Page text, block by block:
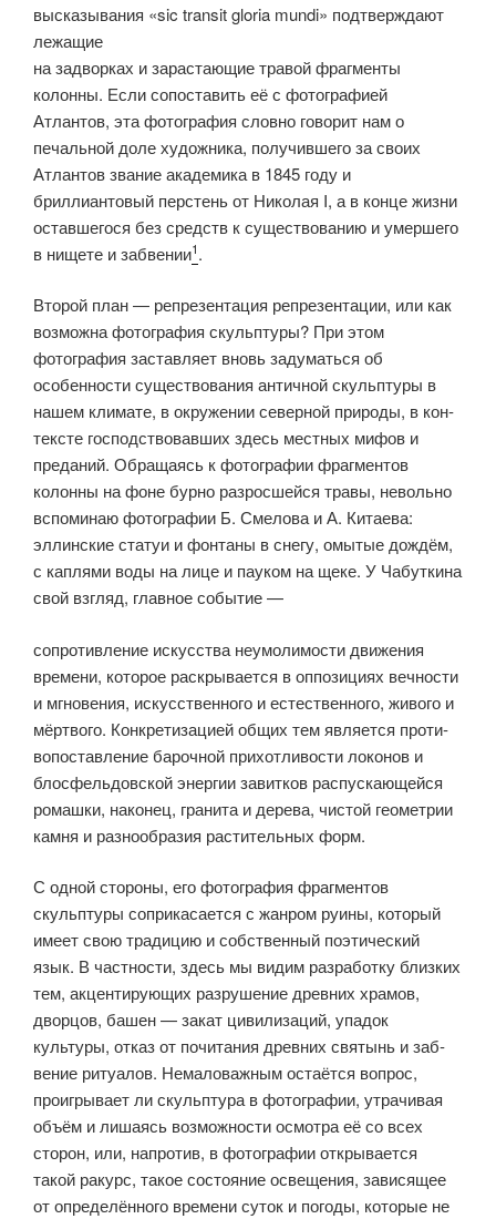
высказывания «sic transit gloria mundi» подтверждают
лежащие
на задворках и зарастающие травой фрагменты
колонны. Если сопоставить её с фотографией
Атлантов, эта фото­графия словно говорит нам о
печаль­ной доле художника, получившего за своих
Атлантов звание академика в 1845 году и
бриллиантовый перстень от Николая I, а в конце жизни
остав­шегося без средств к существованию и умершего
в нищете и забвении1.
Второй план — репрезентация репрезентации, или как
возможна фотография скульптуры? При этом
фотография заставляет вновь заду­маться об
особенности существования античной скульптуры в
нашем климате, в окружении северной природы, в кон­
тексте господствовавших здесь местных мифов и
преданий. Обращаясь к фото­графии фрагментов
колонны на фоне бурно разросшейся травы, невольно
вспоминаю фотографии Б. Смелова и А. Китаева:
эллинские статуи и фон­таны в снегу, омытые дождём,
с каплями воды на лице и пауком на щеке. У Чабуткина
свой взгляд, главное событие —
сопротивление искусства неумолимости движения
времени, которое раскрывается в оппозициях вечности
и мгновения, искусственного и есте­ственного, живого и
мёртвого. Конкретизацией общих тем является проти­
вопоставление барочной прихотливости локонов и
блосфельдовской энер­гии завитков распускающейся
ромашки, наконец, гранита и дерева, чистой геометрии
камня и разнообразия растительных форм.
С одной стороны, его фотография фрагментов
скульптуры соприка­сается с жанром руины, который
имеет свою традицию и собственный поэтический
язык. В частности, здесь мы видим разработку близких
тем, акцентирующих разрушение древних храмов,
дворцов, башен — закат цивилизаций, упадок
культуры, отказ от почитания древних святынь и заб­
вение ритуалов. Немаловажным остаётся вопрос,
проигрывает ли скуль­птура в фотографии, утрачивая
объём и лишаясь возможности осмотра её со всех
сторон, или, напротив, в фотографии открывается
такой ракурс, такое состояние освещения, зависящее
от определённого времени суток и погоды, которые не